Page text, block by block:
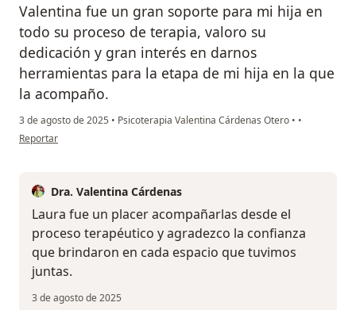
Valentina fue un gran soporte para mi hija en
todo su proceso de terapia, valoro su
dedicación y gran interés en darnos
herramientas para la etapa de mi hija en la que
la acompaño.
3 de agosto de 2025 • Psicoterapia Valentina Cárdenas Otero • •
en opinión del usuario Laura Robayo
Reportar
Dra. Valentina Cárdenas
Laura fue un placer acompañarlas desde el
proceso terapéutico y agradezco la confianza
que brindaron en cada espacio que tuvimos
juntas.
3 de agosto de 2025